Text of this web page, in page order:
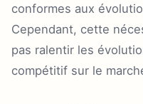
conformes aux
Cependant, cette
pas ralentir les
compétitif sur le